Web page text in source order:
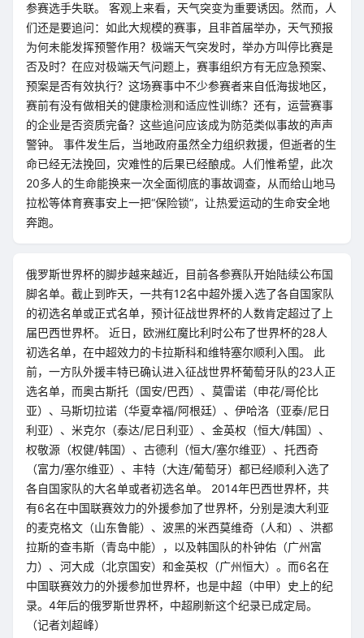
参赛选手失联。 客观上来看，天气突变为重要诱因。然而，人
们还是要追问：如此大规模的赛事，且非首届举办，天气预报
为何未能发挥预警作用？极端天气突发时，举办方叫停比赛是
否及时？在应对极端天气问题上，赛事组织方有无应急预案、
预案是否有效执行？这场赛事中不少参赛者来自低海拔地区，
赛前有没有做相关的健康检测和适应性训练？还有，运营赛事
的企业是否资质完备？这些追问应该成为防范类似事故的声声
警钟。 事件发生后，当地政府虽然全力组织救援，但逝者的生
命已经无法挽回，灾难性的后果已经酿成。人们惟希望，此次
20多人的生命能换来一次全面彻底的事故调查，从而给山地马
拉松等体育赛事安上一把“保险锁”，让热爱运动的生命安全地
奔跑。
俄罗斯世界杯的脚步越来越近，目前各参赛队开始陆续公布国
脚名单。截止到昨天，一共有12名中超外援入选了各自国家队
的初选名单或正式名单，预计征战世界杯的人数肯定超过了上
届巴西世界杯。 近日，欧洲红魔比利时公布了世界杯的28人
初选名单，在中超效力的卡拉斯科和维特塞尔顺利入围。 此
前，一方队外援丰特已确认进入征战世界杯葡萄牙队的23人正
选名单，而奥古斯托（国安/巴西）、莫雷诺（申花/哥伦比
亚）、马斯切拉诺（华夏幸福/阿根廷）、伊哈洛（亚泰/尼日
利亚）、米克尔（泰达/尼日利亚）、金英权（恒大/韩国）、
权敬源（权健/韩国）、古德利（恒大/塞尔维亚）、托西奇
（富力/塞尔维亚）、丰特（大连/葡萄牙）都已经顺利入选了
各自国家队的大名单或者初选名单。 2014年巴西世界杯，共
有6名在中国联赛效力的外援参加了世界杯，分别是澳大利亚
的麦克格文（山东鲁能）、波黑的米西莫维奇（人和）、洪都
拉斯的查韦斯（青岛中能），以及韩国队的朴钟佑（广州富
力）、河大成（北京国安）和金英权（广州恒大）。而6名在
中国联赛效力的外援参加世界杯，也是中超（中甲）史上的纪
录。4年后的俄罗斯世界杯，中超刷新这个纪录已成定局。
（记者刘超峰）